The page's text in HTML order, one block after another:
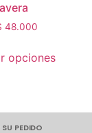
48.000
opciones
PEDIDO